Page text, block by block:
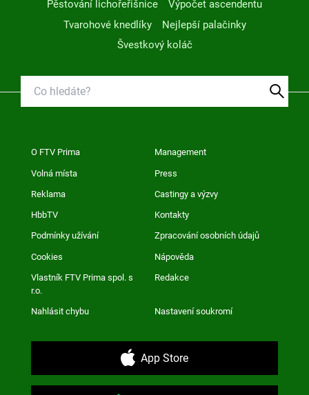
Pěstování lichořeřišnice
Výpočet ascendentu
Tvarohové knedlíky
Nejlepší palačinky
Švestkový koláč
O FTV Prima Management
Volná místa Press
Reklama Castingy a výzvy
HbbTV Kontakty
Podmínky užívání Zpracování osobních údajů
Cookies Nápověda
Vlastník FTV Prima spol. s
r.o.
Redakce
Nahlásit chybu Nastavení soukromí
App Store